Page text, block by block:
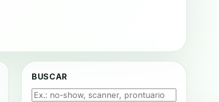
BUSCAR